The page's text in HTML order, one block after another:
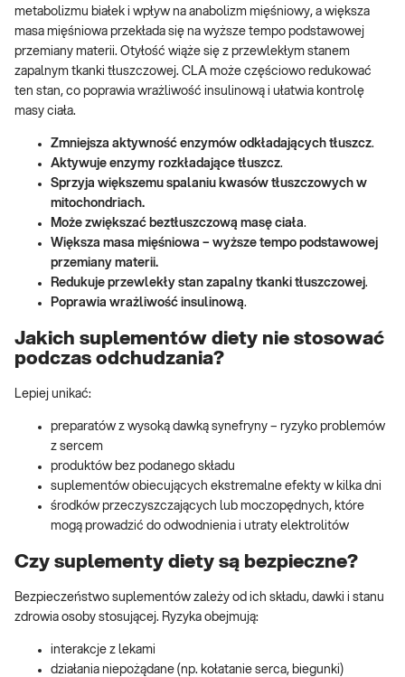
metabolizmu białek i wpływ na anabolizm mięśniowy, a większa
masa mięśniowa przekłada się na wyższe tempo podstawowej
przemiany materii. Otyłość wiąże się z przewlekłym stanem
zapalnym tkanki tłuszczowej. CLA może częściowo redukować
ten stan, co poprawia wrażliwość insulinową i ułatwia kontrolę
masy ciała.
Zmniejsza aktywność enzymów odkładających tłuszcz.
Aktywuje enzymy rozkładające tłuszcz.
Sprzyja większemu spalaniu kwasów tłuszczowych w
mitochondriach.
Może zwiększać beztłuszczową masę ciała.
Większa masa mięśniowa – wyższe tempo podstawowej
przemiany materii.
Redukuje przewlekły stan zapalny tkanki tłuszczowej.
Poprawia wrażliwość insulinową.
Jakich suplementów diety nie stosować
podczas odchudzania?
Lepiej unikać:
preparatów z wysoką dawką synefryny – ryzyko problemów
z sercem
produktów bez podanego składu
suplementów obiecujących ekstremalne efekty w kilka dni
środków przeczyszczających lub moczopędnych, które
mogą prowadzić do odwodnienia i utraty elektrolitów
Czy suplementy diety są bezpieczne?
Bezpieczeństwo suplementów zależy od ich składu, dawki i stanu
zdrowia osoby stosującej. Ryzyka obejmują:
interakcje z lekami
działania niepożądane (np. kołatanie serca, biegunki)